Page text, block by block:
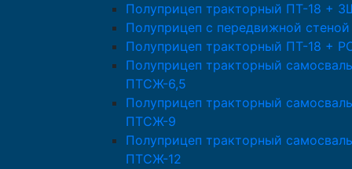
Полуприцеп тракторный ПТ-18 +
Полуприцеп с передвижной
Полуприцеп тракторный ПТ-18 +
Полуприцеп тракторный
ПТСЖ-6,5
Полуприцеп тракторный
ПТСЖ-9
Полуприцеп тракторный
ПТСЖ-12